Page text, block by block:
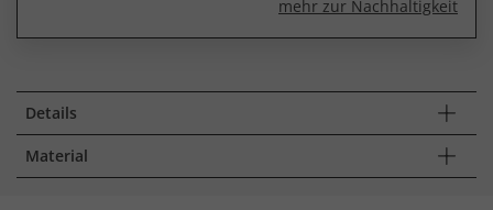
mehr zur Nachhaltigkeit
Details
Material